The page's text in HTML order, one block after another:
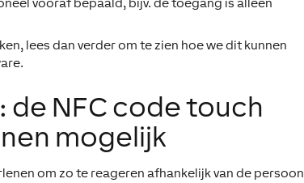
vooraf bepaald, bijv. de toegang is alleen
lees dan verder om te zien hoe we dit kunnen
de NFC code touch
mogelijk
om zo te reageren afhankelijk van de persoon